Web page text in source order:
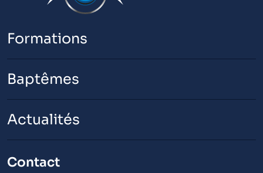
Formations
Baptêmes
Actualités
Contact